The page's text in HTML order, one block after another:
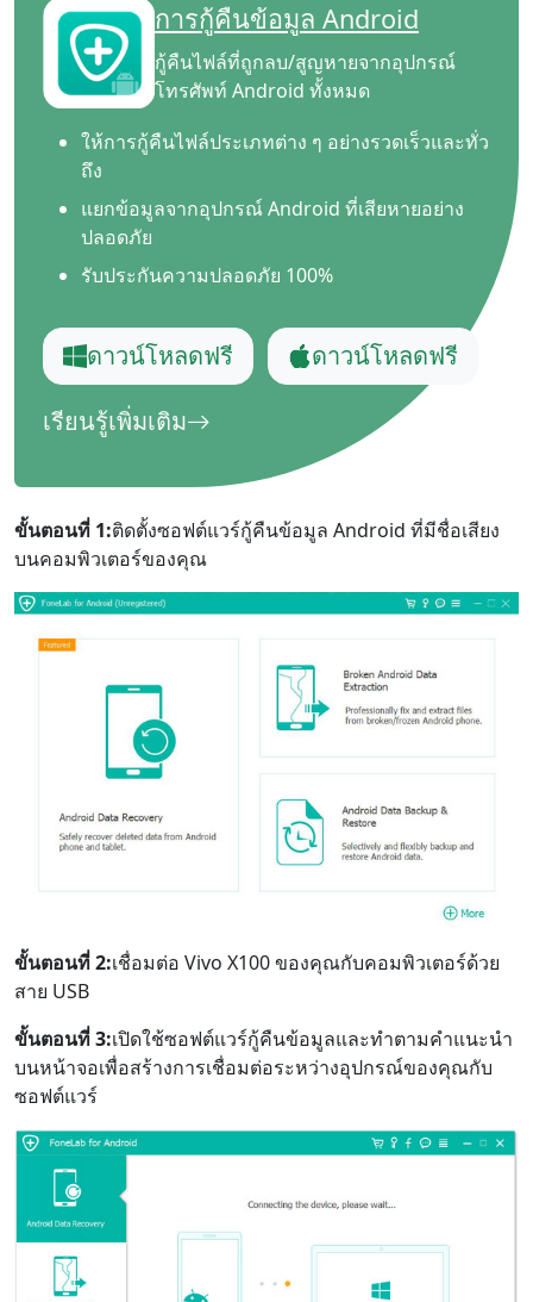
การกู้คืนข้อมูล Android
กู้คืนไฟล์ที่ถูกลบ/สูญหายจากอุปกรณ์
โทรศัพท์ Android ทั้งหมด
ให้การกู้คืนไฟล์ประเภทต่าง ๆ อย่างรวดเร็วและทั่ว
ถึง
แยกข้อมูลจากอุปกรณ์ Android ที่เสียหายอย่าง
ปลอดภัย
รับประกันความปลอดภัย 100%
ดาวน์โหลดฟรี ดาวน์โหลดฟรี
เรียนรู้เพิ่มเติม
ขั้นตอนที่ 1:ติดตั้งซอฟต์แวร์กู้คืนข้อมูล Android ที่มีชื่อเสียง
บนคอมพิวเตอร์ของคุณ
ขั้นตอนที่ 2:เชื่อมต่อ Vivo X100 ของคุณกับคอมพิวเตอร์ด้วย
สาย USB
ขั้นตอนที่ 3:เปิดใช้ซอฟต์แวร์กู้คืนข้อมูลและทำตามคำแนะนำ
บนหน้าจอเพื่อสร้างการเชื่อมต่อระหว่างอุปกรณ์ของคุณกับ
ซอฟต์แวร์